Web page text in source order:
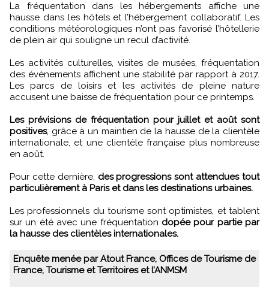
La fréquentation dans les hébergements affiche une
hausse dans les hôtels et l’hébergement collaboratif. Les
conditions météorologiques n’ont pas favorisé l’hôtellerie
de plein air qui souligne un recul d’activité.
Les activités culturelles, visites de musées, fréquentation
des événements affichent une stabilité par rapport à 2017.
Les parcs de loisirs et les activités de pleine nature
accusent une baisse de fréquentation pour ce printemps.
Les prévisions de fréquentation pour juillet et août sont
positives, grâce à un maintien de la hausse de la clientèle
internationale, et une clientèle française plus nombreuse
en août.
Pour cette dernière, des progressions sont attendues tout
particulièrement à Paris et dans les destinations urbaines.
Les professionnels du tourisme sont optimistes, et tablent
sur un été avec une fréquentation dopée pour partie par
la hausse des clientèles internationales.
Enquête menée par Atout France, Offices de Tourisme de
France, Tourisme et Territoires et l’ANMSM